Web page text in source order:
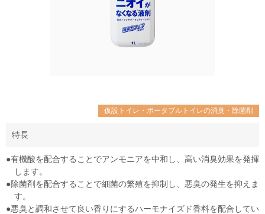
仮設トイレ・ポータブルトイレの消臭・除菌剤
特長
●有機酸を配合することでアンモニアを中和し、高い消臭効果を発揮
します。
●除菌剤を配合することで細菌の繁殖を抑制し、悪臭の発生を抑えま
す。
●悪臭と調和させて良い香りにするハーモナイズド香料を配合してい